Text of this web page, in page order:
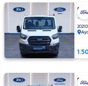
Tüm
Araçlar
AUDI
BMC
BMW
BYD
2021